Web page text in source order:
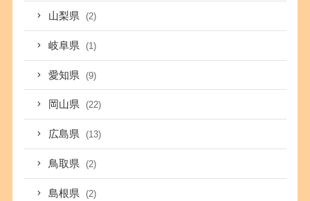
山梨県 (2)
岐阜県 (1)
愛知県 (9)
岡山県 (22)
広島県 (13)
鳥取県 (2)
島根県 (2)